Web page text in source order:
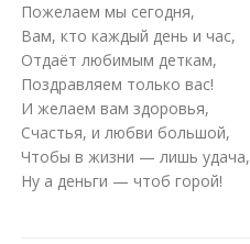
Пожелаем мы сегодня,
Вам, кто каждый день и час,
Отдаёт любимым деткам,
Поздравляем только вас!
И желаем вам здоровья,
Счастья, и любви большой,
Чтобы в жизни — лишь удача,
Ну а деньги — чтоб горой!